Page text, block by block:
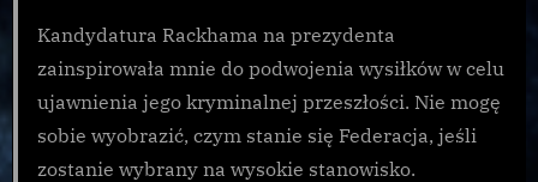
Kandydatura Rackhama na prezydenta
zainspirowała mnie do podwojenia wysiłków w celu
ujawnienia jego kryminalnej przeszłości. Nie mogę
sobie wyobrazić, czym stanie się Federacja, jeśli
zostanie wybrany na wysokie stanowisko.